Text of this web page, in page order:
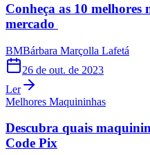
Conheça as 10
mercado
BMBárbara Marçolla Lafetá
26 de out. de 2023
Ler
Melhores Maquininhas
Descubra quais
Code Pix